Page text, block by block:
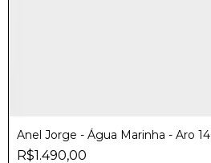
Anel Jorge - Água Marinha - Aro 14
R$1.490,00